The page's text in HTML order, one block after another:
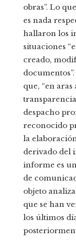
obras”. Lo
es nada
hallaron los
situaciones
creado,
que, “en
despacho
reconocido
la
derivado del
informe es
de
objeto
que se han
los últimos